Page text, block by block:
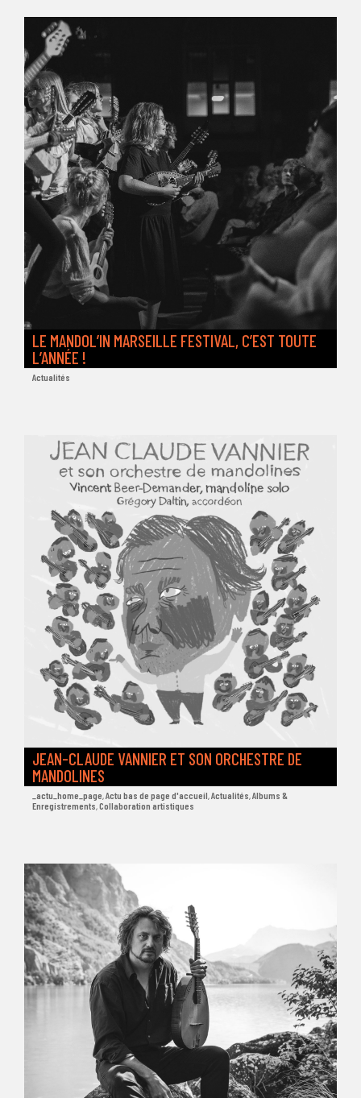
LE MANDOL’IN MARSEILLE FESTIVAL, C’EST TOUTE
L’ANNÉE !
Actualités
JEAN-CLAUDE VANNIER ET SON ORCHESTRE DE
MANDOLINES
_actu_home_page Actu bas de page d'accueil Actualités Albums &
Enregistrements Collaboration artistiques